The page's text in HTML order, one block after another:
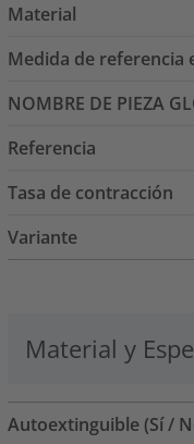
Material
Medida de referencia
NOMBRE DE PIEZA
Referencia
Tasa de contracción
Variante
Material y
Autoextinguible (Sí /